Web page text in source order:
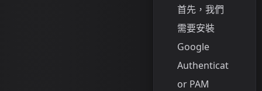
首先，我們
需要安裝
Google
Authenticat
or PAM